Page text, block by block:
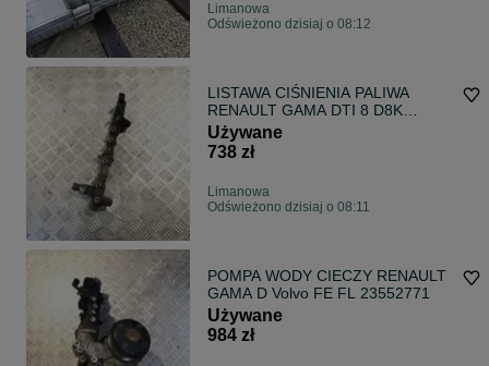
Limanowa
Odświeżono dzisiaj o 08:12
LISTAWA CIŚNIENIA PALIWA
RENAULT GAMA DTI 8 D8K
VOLVO FL
Używane
738 zł
Limanowa
Odświeżono dzisiaj o 08:11
POMPA WODY CIECZY RENAULT
GAMA D Volvo FE FL 23552771
Używane
984 zł